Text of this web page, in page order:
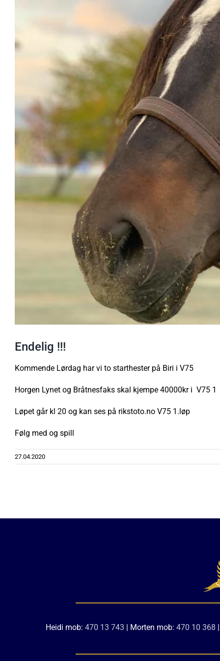
Endelig !!!
Kommende Lørdag har vi to starthester på Biri i V75
Horgen Lynet og Bråtnesfaks skal kjempe 40000kr i V75 1
Løpet går kl 20 og kan ses på rikstoto.no V75 1.løp
Følg med og spill
27.04.2020
Heidi mob: 470 13 743 | Morten mob: 470 10 368